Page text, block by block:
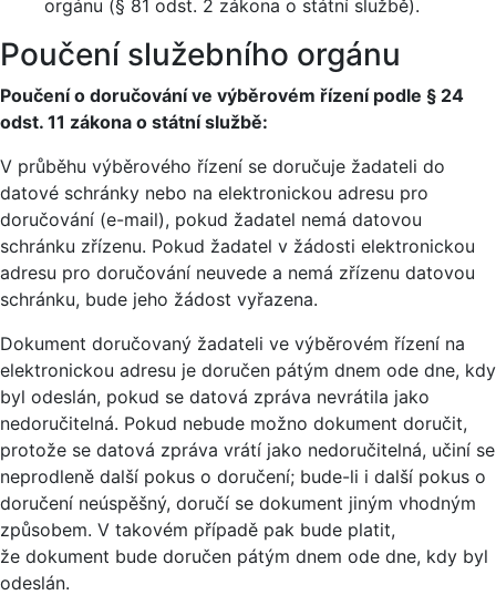
orgánu (§ 81 odst. 2 zákona o státní službě).
Poučení služebního orgánu
Poučení o doručování ve výběrovém řízení podle § 24
odst. 11 zákona o státní službě:
V průběhu výběrového řízení se doručuje žadateli do
datové schránky nebo na elektronickou adresu pro
doručování (e-mail), pokud žadatel nemá datovou
schránku zřízenu. Pokud žadatel v žádosti elektronickou
adresu pro doručování neuvede a nemá zřízenu datovou
schránku, bude jeho žádost vyřazena.
Dokument doručovaný žadateli ve výběrovém řízení na
elektronickou adresu je doručen pátým dnem ode dne, kdy
byl odeslán, pokud se datová zpráva nevrátila jako
nedoručitelná. Pokud nebude možno dokument doručit,
protože se datová zpráva vrátí jako nedoručitelná, učiní se
neprodleně další pokus o doručení; bude-li i další pokus o
doručení neúspěšný, doručí se dokument jiným vhodným
způsobem. V takovém případě pak bude platit,
že dokument bude doručen pátým dnem ode dne, kdy byl
odeslán.